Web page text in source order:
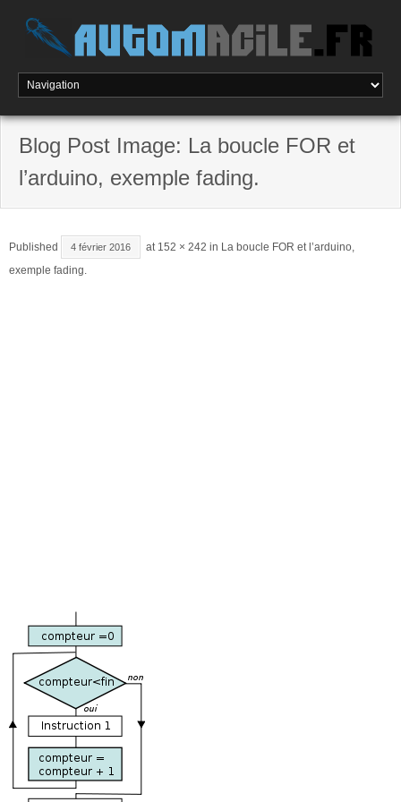
Blog Post Image: La boucle FOR et
l’arduino, exemple fading.
Published 4 février 2016 at 152 × 242 in La boucle FOR et l’arduino,
exemple fading.